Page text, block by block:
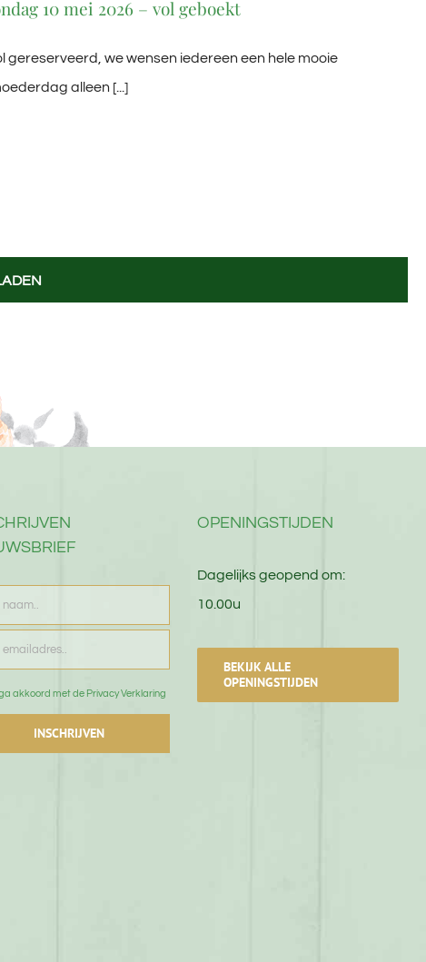
10 mei 2026 – vol geboekt
gereserveerd, we wensen iedereen een hele mooie
alleen [...]
akkoord met de Privacy Verklaring
OPENINGSTIJDEN
Dagelijks geopend om:
10.00u
BEKIJK ALLE
OPENINGSTIJDEN